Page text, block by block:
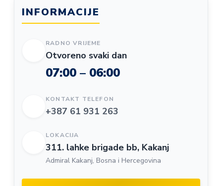
INFORMACIJE
RADNO VRIJEME
Otvoreno svaki dan
07:00 – 06:00
KONTAKT TELEFON
+387 61 931 263
LOKACIJA
311. lahke brigade bb, Kakanj
Admiral Kakanj, Bosna i Hercegovina